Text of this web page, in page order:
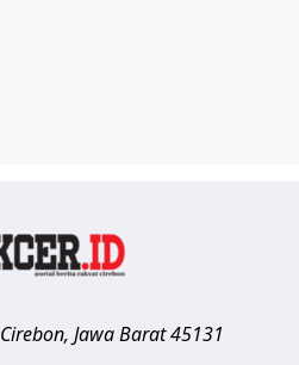
Cirebon, Jawa Barat 45131